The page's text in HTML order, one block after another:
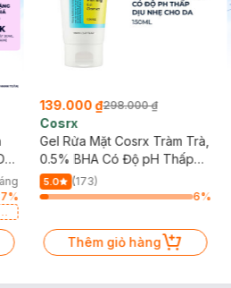
%
139.000 ₫298.000 ₫
Cosrx
Gel Rửa Mặt Cosrx Tràm Trà,
0.5% BHA Có Độ pH Thấp
150ml
5.0
(173)
6%
Thêm giỏ hàng